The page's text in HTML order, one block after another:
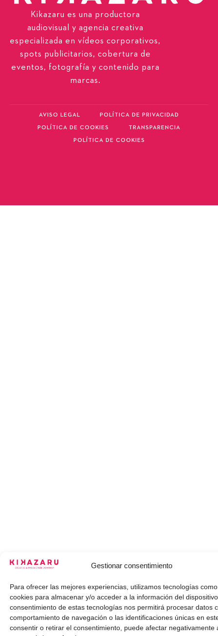
Gestionar consentimiento
Para ofrecer las mejores experiencias, utilizamos tecnologías
cookies para almacenar y/o acceder a la información del
consentimiento de estas tecnologías nos permitirá procesar datos
comportamiento de navegación o las identificaciones únicas en
consentir o retirar el consentimiento, puede afectar negativamente
Kikazaru es una productora
audiovisual y agencia creativa
especializada en vídeos corporativos,
spots publicitarios, cobertura de
eventos, fotografía y contenido para
marcas.
AVISO LEGAL POLÍTICA DE PRIVACIDAD
POLÍTICA DE COOKIES TRANSPARENCIA
POLÍTICA DE COOKIES